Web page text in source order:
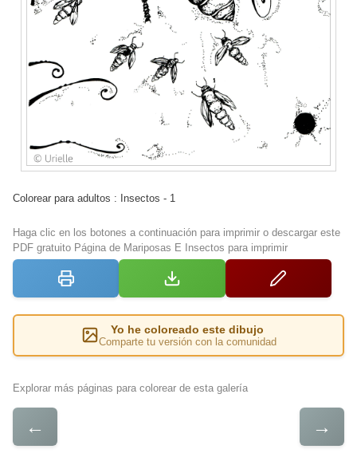
Colorear para adultos : Insectos - 1
Haga clic en los botones a continuación para imprimir o descargar este
PDF gratuito Página de Mariposas E Insectos para imprimir
Yo he coloreado este dibujo
Comparte tu versión con la comunidad
Explorar más páginas para colorear de esta galería
← →